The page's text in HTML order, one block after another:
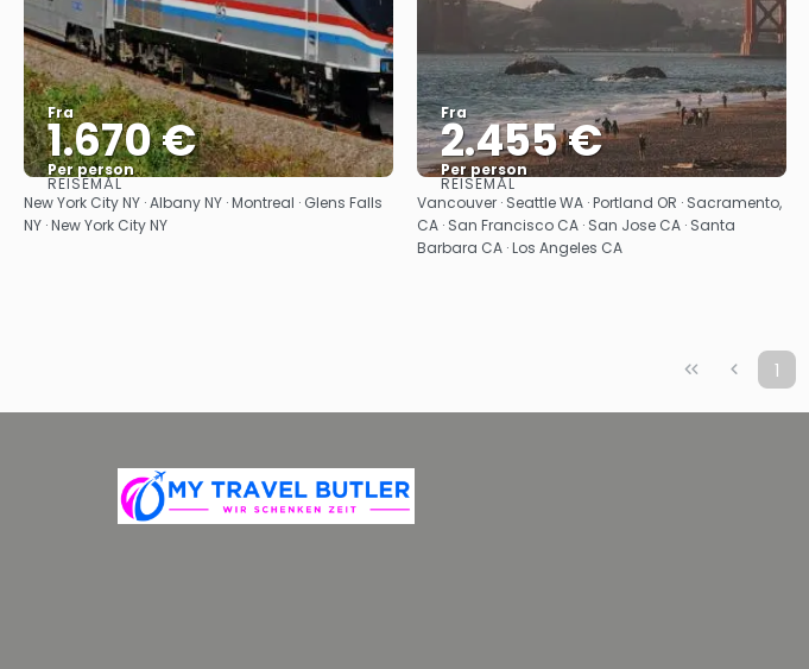
Fra
1.670 €
Per person
Se
REISEMÅL
New York City NY · Albany NY · Montreal · Glens Falls
NY · New York City NY
Fra
2.455 €
Per person
Se
REISEMÅL
Vancouver · Seattle WA · Portland OR · Sacramento,
CA · San Francisco CA · San Jose CA · Santa
Barbara CA · Los Angeles CA
1